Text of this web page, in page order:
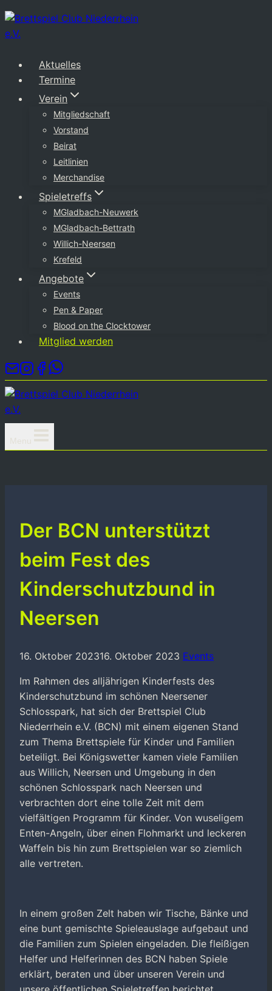
Zum
Inhalt
springen
Aktuelles
Termine
Verein
Mitgliedschaft
Vorstand
Beirat
Leitlinien
Merchandise
Spieletreffs
MGladbach-Neuwerk
MGladbach-Bettrath
Willich-Neersen
Krefeld
Angebote
Events
Pen & Paper
Blood on the Clocktower
Mitglied werden
Menu
Der BCN unterstützt
beim Fest des
Kinderschutzbund in
Neersen
16. Oktober 202316. Oktober 2023 Events
Im Rahmen des alljährigen Kinderfests des
Kinderschutzbund im schönen Neersener
Schlosspark, hat sich der Brettspiel Club
Niederrhein e.V. (BCN) mit einem eigenen Stand
zum Thema Brettspiele für Kinder und Familien
beteiligt. Bei Königswetter kamen viele Familien
aus Willich, Neersen und Umgebung in den
schönen Schlosspark nach Neersen und
verbrachten dort eine tolle Zeit mit dem
vielfältigen Programm für Kinder. Von wuseligem
Enten-Angeln, über einen Flohmarkt und leckeren
Waffeln bis hin zum Brettspielen war so ziemlich
alle vertreten.
In einem großen Zelt haben wir Tische, Bänke und
eine bunt gemischte Spieleauslage aufgebaut und
die Familien zum Spielen eingeladen. Die fleißigen
Helfer und Helferinnen des BCN haben Spiele
erklärt, beraten und über unseren Verein und